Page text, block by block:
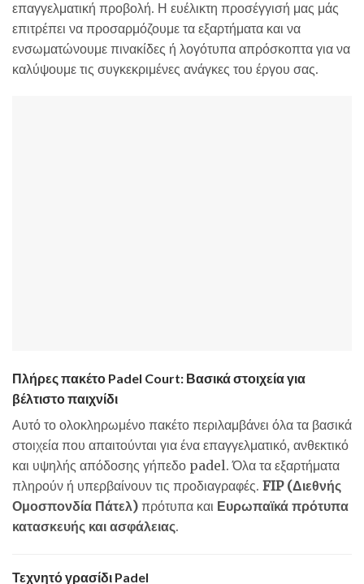
επαγγελματική προβολή. Η ευέλικτη προσέγγισή μας μάς
επιτρέπει να προσαρμόζουμε τα εξαρτήματα και να
ενσωματώνουμε πινακίδες ή λογότυπα απρόσκοπτα για να
καλύψουμε τις συγκεκριμένες ανάγκες του έργου σας.
Πλήρες πακέτο Padel Court: Βασικά στοιχεία για
βέλτιστο παιχνίδι
Αυτό το ολοκληρωμένο πακέτο περιλαμβάνει όλα τα βασικά
στοιχεία που απαιτούνται για ένα επαγγελματικό, ανθεκτικό
και υψηλής απόδοσης γήπεδο padel. Όλα τα εξαρτήματα
πληρούν ή υπερβαίνουν τις προδιαγραφές. FIP (Διεθνής
Ομοσπονδία Πάτελ) πρότυπα και Ευρωπαϊκά πρότυπα
κατασκευής και ασφάλειας.
Τεχνητό γρασίδι Padel